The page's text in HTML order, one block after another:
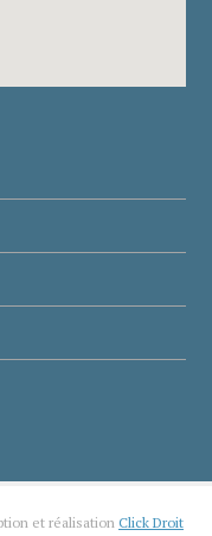
et réalisation Click Droit